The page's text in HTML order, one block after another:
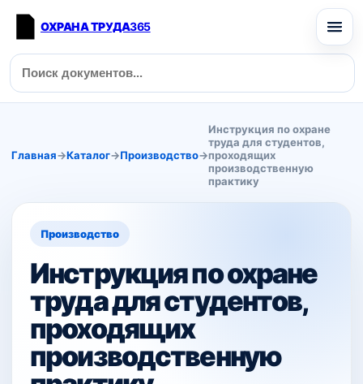
ОХРАНА ТРУДА365
Главная→Каталог→Производство→
Инструкция по охране
труда для студентов,
проходящих
производственную
практику
Производство
Инструкция по охране
труда для студентов,
проходящих
производственную